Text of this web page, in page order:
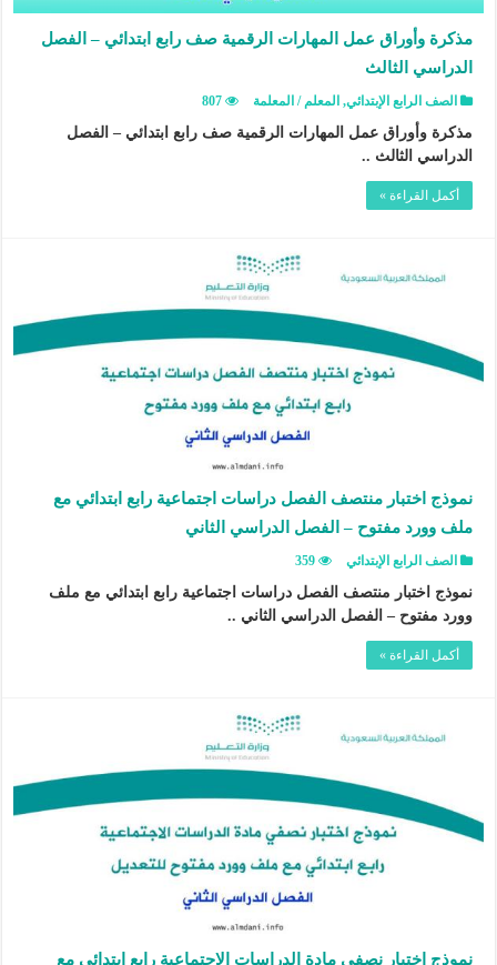
مذكرة وأوراق عمل المهارات الرقمية صف رابع ابتدائي – الفصل
الدراسي الثالث
الصف الرابع الإبتدائي,المعلم / المعلمة 807
مذكرة وأوراق عمل المهارات الرقمية صف رابع ابتدائي – الفصل
الدراسي الثالث ..
أكمل القراءة »
نموذج اختبار منتصف الفصل دراسات اجتماعية رابع ابتدائي مع
ملف وورد مفتوح – الفصل الدراسي الثاني
الصف الرابع الإبتدائي 359
نموذج اختبار منتصف الفصل دراسات اجتماعية رابع ابتدائي مع ملف
وورد مفتوح – الفصل الدراسي الثاني ..
أكمل القراءة »
نموذج اختبار نصفي مادة الدراسات الاجتماعية رابع ابتدائي مع